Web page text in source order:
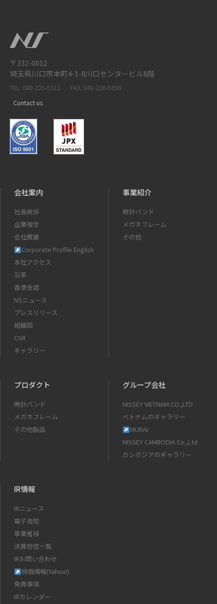
〒332-0012
埼玉県川口市本町4-1-8川口センタ－ビル8階
TEL: 048-225-5311
FAX: 048-226-5356
Contact us
会社案内
社長挨拶
企業理念
会社概要
Corporate Profile English
本社アクセス
沿革
香港支店
NSニュース
プレスリリース
組織図
CSR
ギャラリー
事業紹介
時計バンド
メガネフレーム
その他
プロダクト
時計バンド
メガネフレーム
その他製品
グループ会社
NISSEY VIETNAM CO.,LTD
ベトナムのギャラリー
MURAI
NISSEY CAMBODIA Co.,Ltd
カンボジアのギャラリー
IR情報
IRニュース
電子告知
事業推移
決算短信一覧
IRお問い合わせ
株価情報(Yahoo!)
免責事項
IRカレンダー